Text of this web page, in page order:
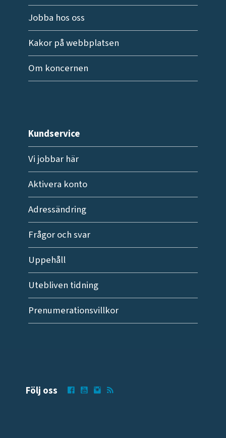
Jobba hos oss
Kakor på webbplatsen
Om koncernen
Kundservice
Vi jobbar här
Aktivera konto
Adressändring
Frågor och svar
Uppehåll
Utebliven tidning
Prenumerationsvillkor
Följ oss